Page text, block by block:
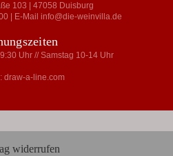
103 | 47058 Duisburg
| E-Mail info@die-weinvilla.de
Uhr // Samstag 10-14 Uhr
draw-a-line.com
widerrufen